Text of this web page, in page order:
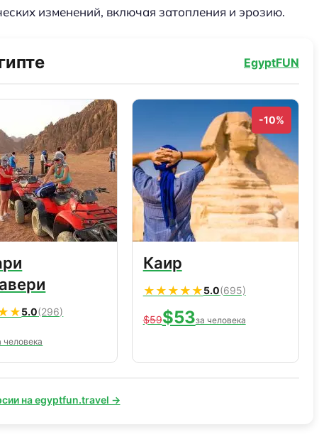
изменений, включая затопления и эрозию.
EgyptFUN
5.0(296)
человека
-10%
Каир
★★★★★5.0(695)
$59$53за человека
на egyptfun.travel →
т